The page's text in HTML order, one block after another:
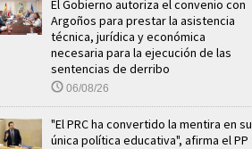
El Gobierno autoriza el convenio con
Argoños para prestar la asistencia
técnica, jurídica y económica
necesaria para la ejecución de las
sentencias de derribo
06/08/26
"El PRC ha convertido la mentira en su
única política educativa", afirma el PP